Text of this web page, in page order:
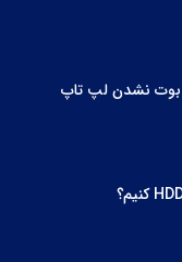
بوت نشدن لپ‌ تاپ